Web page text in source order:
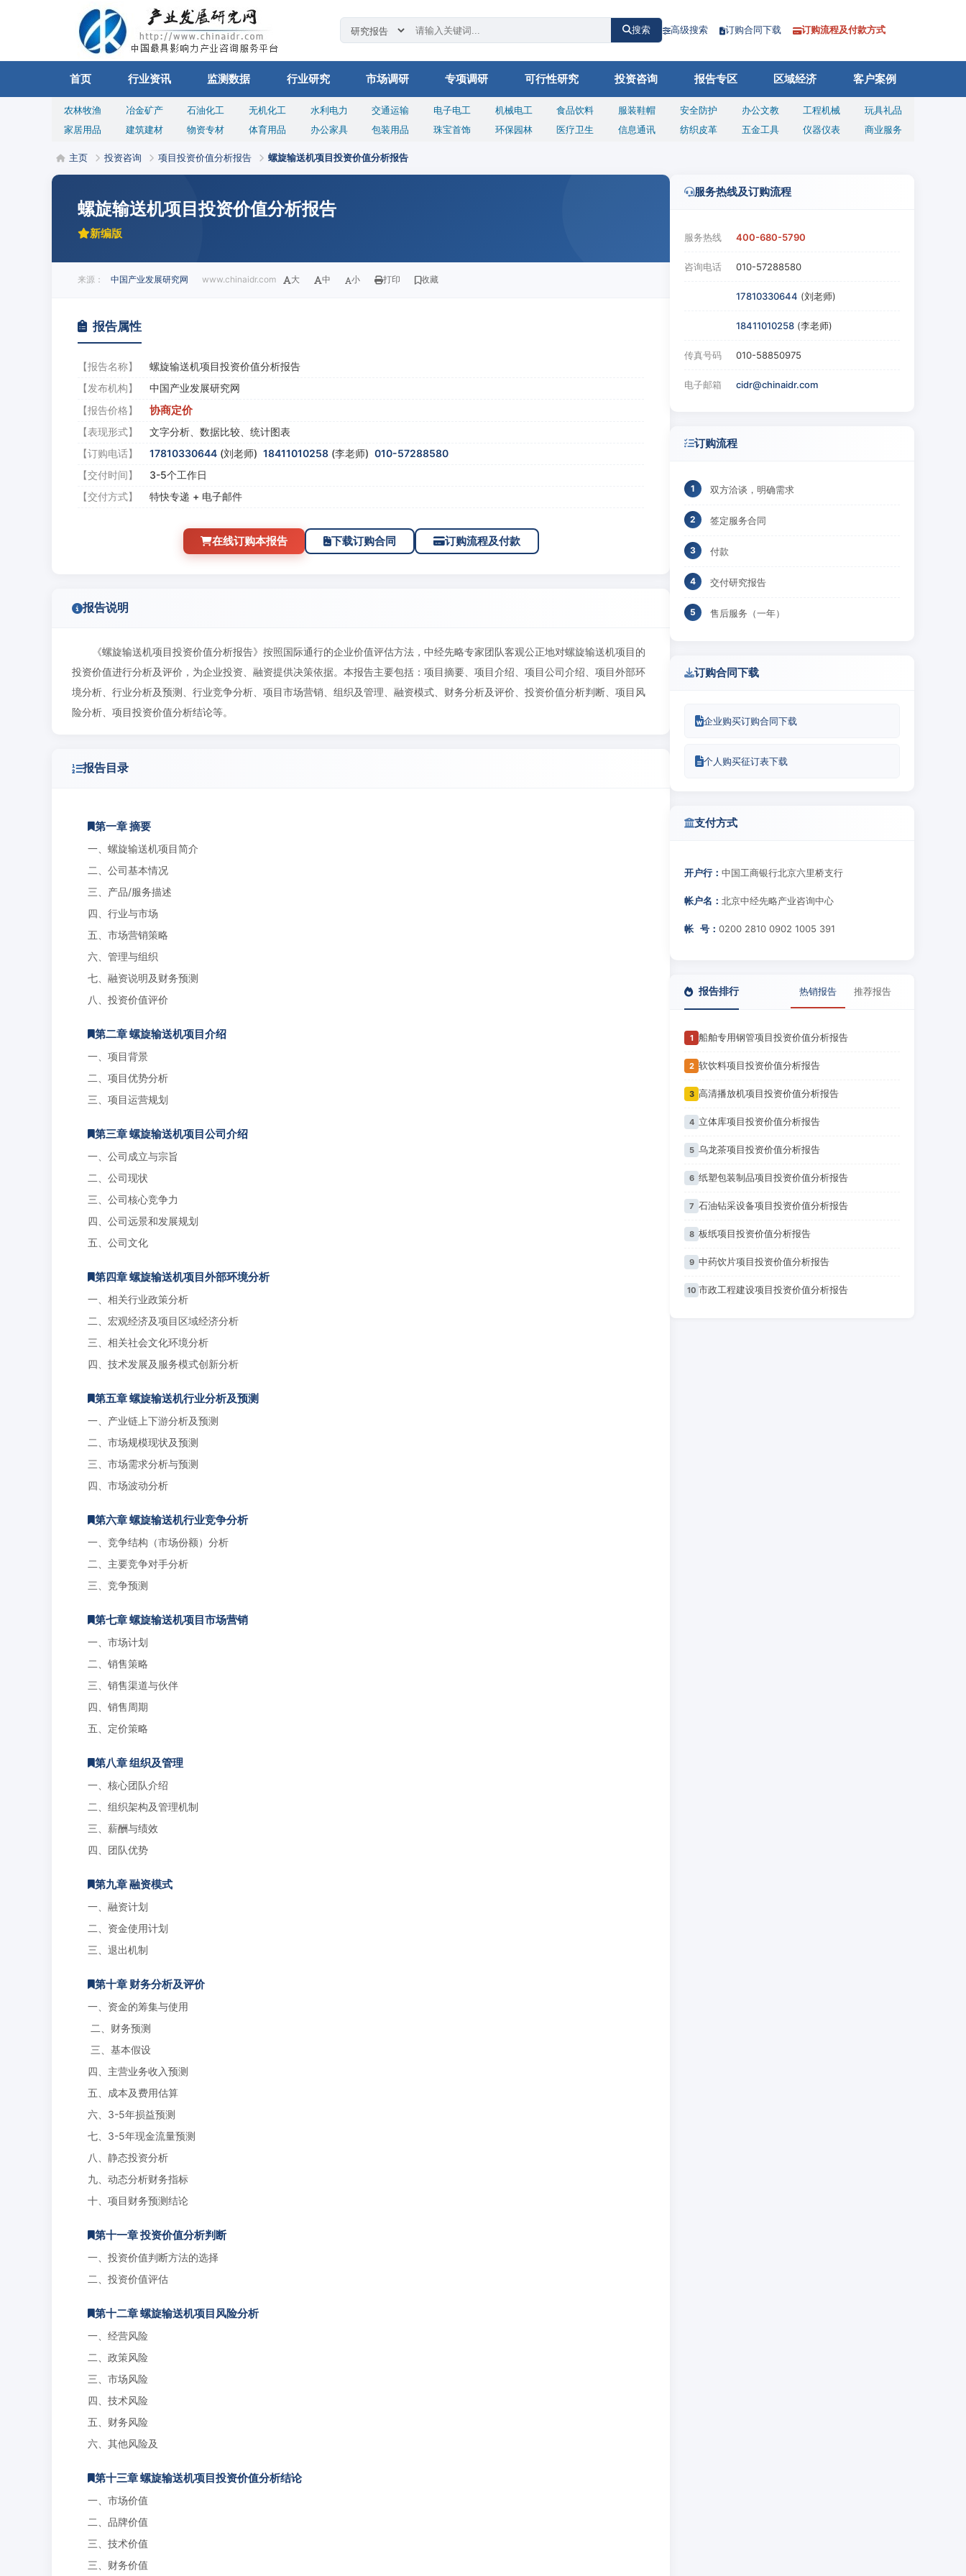
搜索 高级搜索 订购合同下载 订购流程及付款方式
首页 行业资讯 监测数据 行业研究 市场调研 专项调研 可行性研究 投资咨询 报告专区 区域经济 客户案例
农林牧渔 冶金矿产 石油化工 无机化工 水利电力 交通运输 电子电工 机械电工 食品饮料 服装鞋帽 安全防护 办公文教 工程机械
玩具礼品
家居用品
建筑建材 物资专材 体育用品 办公家具 包装用品 珠宝首饰 环保园林 医疗卫生 信息通讯 纺织皮革 五金工具 仪器仪表 商业服务
主页 投资咨询 项目投资价值分析报告 螺旋输送机项目投资价值分析报告
螺旋输送机项目投资价值分析报告
新编版
来源： 中国产业发展研究网 www.chinaidr.com 大 中 小 打印 收藏
报告属性
【报告名称】
螺旋输送机项目投资价值分析报告
【发布机构】
中国产业发展研究网
【报告价格】
协商定价
【表现形式】
文字分析、数据比较、统计图表
【订购电话】
17810330644 (刘老师) 18411010258 (李老师) 010-57288580
【交付时间】
3-5个工作日
【交付方式】
特快专递 + 电子邮件
在线订购本报告 下载订购合同 订购流程及付款
报告说明
《螺旋输送机项目投资价值分析报告》按照国际通行的企业价值评估方法，中经先略专家团队客观公正地对螺旋输送机项目的
投资价值进行分析及评价，为企业投资、融资提供决策依据。本报告主要包括：项目摘要、项目介绍、项目公司介绍、项目外部环
境分析、行业分析及预测、行业竞争分析、项目市场营销、组织及管理、融资模式、财务分析及评价、投资价值分析判断、项目风
险分析、项目投资价值分析结论等。
报告目录
第一章 摘要
一、螺旋输送机项目简介
二、公司基本情况
三、产品/服务描述
四、行业与市场
五、市场营销策略
六、管理与组织
七、融资说明及财务预测
八、投资价值评价
第二章 螺旋输送机项目介绍
一、项目背景
二、项目优势分析
三、项目运营规划
第三章 螺旋输送机项目公司介绍
一、公司成立与宗旨
二、公司现状
三、公司核心竞争力
四、公司远景和发展规划
五、公司文化
第四章 螺旋输送机项目外部环境分析
一、相关行业政策分析
二、宏观经济及项目区域经济分析
三、相关社会文化环境分析
四、技术发展及服务模式创新分析
第五章 螺旋输送机行业分析及预测
一、产业链上下游分析及预测
二、市场规模现状及预测
三、市场需求分析与预测
四、市场波动分析
第六章 螺旋输送机行业竞争分析
一、竞争结构（市场份额）分析
二、主要竞争对手分析
三、竞争预测
第七章 螺旋输送机项目市场营销
一、市场计划
二、销售策略
三、销售渠道与伙伴
四、销售周期
五、定价策略
第八章 组织及管理
一、核心团队介绍
二、组织架构及管理机制
三、薪酬与绩效
四、团队优势
第九章 融资模式
一、融资计划
二、资金使用计划
三、退出机制
第十章 财务分析及评价
一、资金的筹集与使用
二、财务预测
三、基本假设
四、主营业务收入预测
五、成本及费用估算
六、3-5年损益预测
七、3-5年现金流量预测
八、静态投资分析
九、动态分析财务指标
十、项目财务预测结论
第十一章 投资价值分析判断
一、投资价值判断方法的选择
二、投资价值评估
第十二章 螺旋输送机项目风险分析
一、经营风险
二、政策风险
三、市场风险
四、技术风险
五、财务风险
六、其他风险及
第十三章 螺旋输送机项目投资价值分析结论
一、市场价值
二、品牌价值
三、技术价值
三、财务价值
服务热线及订购流程
服务热线 400-680-5790
咨询电话 010-57288580
17810330644 (刘老师)
18411010258 (李老师)
传真号码 010-58850975
电子邮箱 cidr@chinaidr.com
订购流程
双方洽谈，明确需求
签定服务合同
付款
交付研究报告
售后服务（一年）
订购合同下载
企业购买订购合同下载
个人购买征订表下载
支付方式
开户行： 中国工商银行北京六里桥支行
帐户名： 北京中经先略产业咨询中心
帐 号： 0200 2810 0902 1005 391
报告排行 热销报告 推荐报告
1 船舶专用钢管项目投资价值分析报告
2 软饮料项目投资价值分析报告
3 高清播放机项目投资价值分析报告
4 立体库项目投资价值分析报告
5 乌龙茶项目投资价值分析报告
6 纸塑包装制品项目投资价值分析报告
7 石油钻采设备项目投资价值分析报告
8 板纸项目投资价值分析报告
9 中药饮片项目投资价值分析报告
10 市政工程建设项目投资价值分析报告